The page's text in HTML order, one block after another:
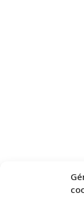
Ce site utilise
sur comment les